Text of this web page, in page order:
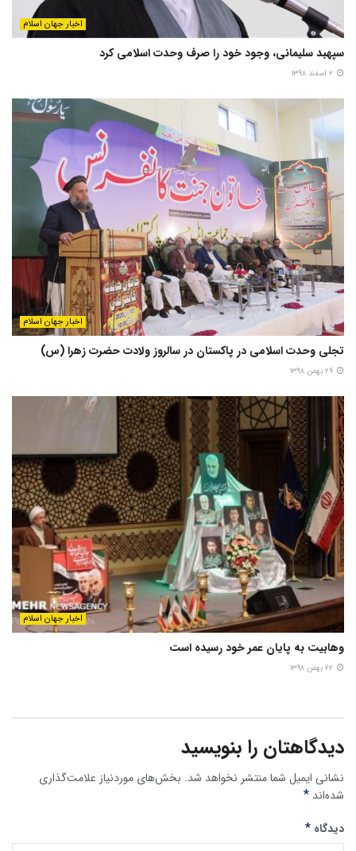
اخبار جهان اسلام
سپهبد سلیمانی، وجود خود را صرف وحدت اسلامی کرد
اخبار جهان اسلام
تجلی وحدت اسلامی در پاکستان در سالروز ولادت حضرت زهرا (س)
اخبار جهان اسلام
وهابیت به پایان عمر خود رسیده است
دیدگاهتان را بنویسید
نشانی ایمیل شما منتشر نخواهد شد. بخش‌های موردنیاز علامت‌گذاری
شده‌اند *
دیدگاه *